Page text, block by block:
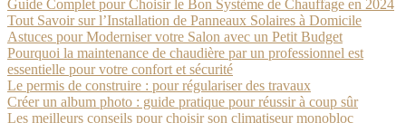
Guide Complet pour Choisir le Bon Système de Chauffage en 2024
Tout Savoir sur l’Installation de Panneaux Solaires à Domicile
Astuces pour Moderniser votre Salon avec un Petit Budget
Pourquoi la maintenance de chaudière par un professionnel est
essentielle pour votre confort et sécurité
Le permis de construire : pour régulariser des travaux
Créer un album photo : guide pratique pour réussir à coup sûr
Les meilleurs conseils pour choisir son climatiseur monobloc